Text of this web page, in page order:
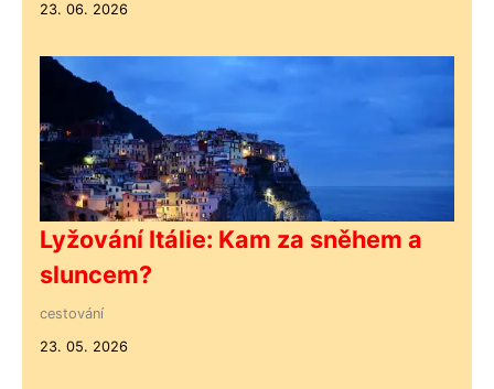
23. 06. 2026
Lyžování Itálie: Kam za sněhem a
sluncem?
cestování
23. 05. 2026